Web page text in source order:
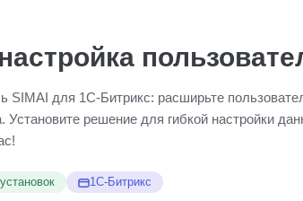
SIMAI для 1С-Битрикс: расширьте
Установите решение для гибкой настройки
1С-Битрикс